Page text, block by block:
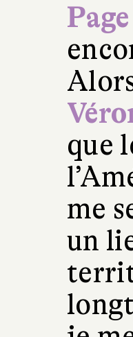
Page
que
me
un